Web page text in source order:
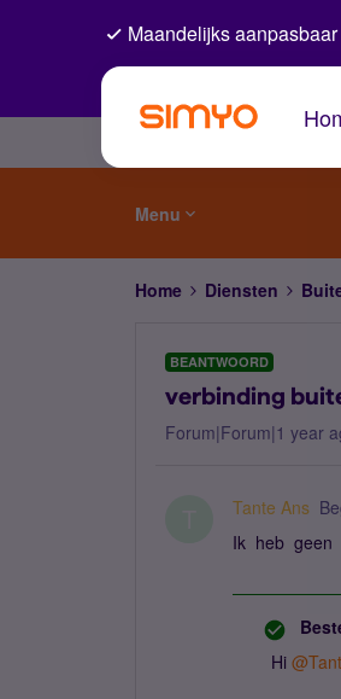
Maandelijks aanpasbaar
Menu
Home Diensten
BEANTWOORD
verbinding
Forum|Forum|1 year
Tante Ans
Ik heb geen
Hi ​